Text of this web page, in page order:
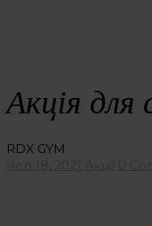
Акція для
RDX GYM